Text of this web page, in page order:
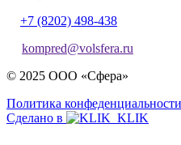
+7 (8202) 498-438
kompred@volsfera.ru
© 2025 ООО «Сфера»
Политика конфеденциальности
Сделано в